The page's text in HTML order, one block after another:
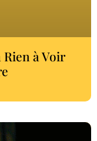
Rien à Voir